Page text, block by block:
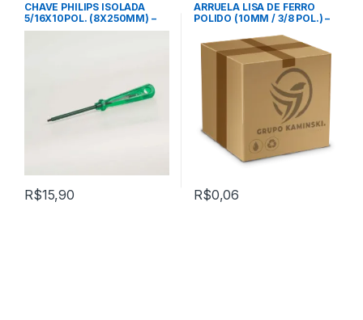
CHAVE PHILIPS ISOLADA
5/16X10POL. (8X250MM) –
TRAMONTINA
R$15,90
ARRUELA LISA DE FERRO
POLIDO (10MM / 3/8 POL.) –
R$0,06